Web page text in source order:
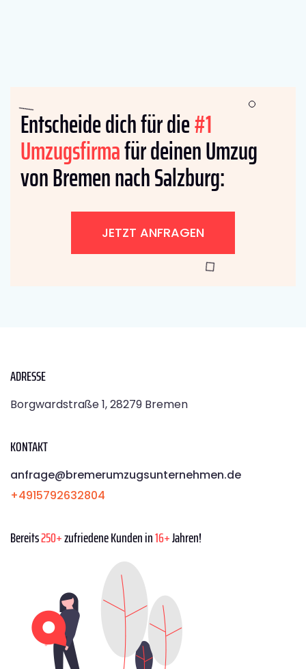
Entscheide dich für die#1
Umzugsfirmafür deinen Umzug
von Bremen nach Salzburg:
JETZT ANFRAGEN
ADRESSE
Borgwardstraße 1, 28279 Bremen
KONTAKT
anfrage@bremerumzugsunternehmen.de
+4915792632804
Bereits250+zufriedene Kunden in16+Jahren!